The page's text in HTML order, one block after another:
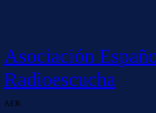
Asociación
Radioescucha
AER